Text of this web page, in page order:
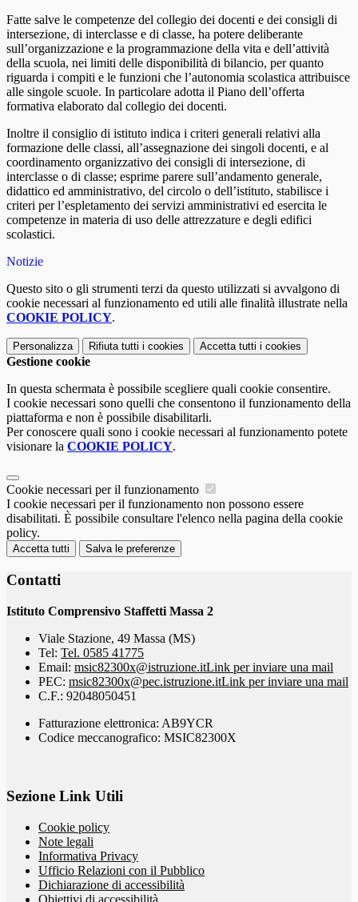
Fatte salve le competenze del collegio dei docenti e dei consigli di
intersezione, di interclasse e di classe, ha potere deliberante
sull’organizzazione e la programmazione della vita e dell’attività
della scuola, nei limiti delle disponibilità di bilancio, per quanto
riguarda i compiti e le funzioni che l’autonomia scolastica attribuisce
alle singole scuole. In particolare adotta il Piano dell’offerta
formativa elaborato dal collegio dei docenti.
Inoltre il consiglio di istituto indica i criteri generali relativi alla
formazione delle classi, all’assegnazione dei singoli docenti, e al
coordinamento organizzativo dei consigli di intersezione, di
interclasse o di classe; esprime parere sull’andamento generale,
didattico ed amministrativo, del circolo o dell’istituto, stabilisce i
criteri per l’espletamento dei servizi amministrativi ed esercita le
competenze in materia di uso delle attrezzature e degli edifici
scolastici.
Notizie
Questo sito o gli strumenti terzi da questo utilizzati si avvalgono di
cookie necessari al funzionamento ed utili alle finalità illustrate nella
COOKIE POLICY.
Personalizza Rifiuta tutti i cookies Accetta tutti i cookies
Gestione cookie
In questa schermata è possibile scegliere quali cookie consentire.
I cookie necessari sono quelli che consentono il funzionamento della
piattaforma e non è possibile disabilitarli.
Per conoscere quali sono i cookie necessari al funzionamento potete
visionare la COOKIE POLICY.
Cookie necessari per il funzionamento
I cookie necessari per il funzionamento non possono essere
disabilitati. È possibile consultare l'elenco nella pagina della cookie
policy.
Accetta tutti Salva le preferenze
Contatti
Istituto Comprensivo Staffetti Massa 2
Viale Stazione, 49 Massa (MS)
Tel: Tel. 0585 41775
Email: msic82300x@istruzione.itLink per inviare una mail
PEC: msic82300x@pec.istruzione.itLink per inviare una mail
C.F.: 92048050451
Fatturazione elettronica: AB9YCR
Codice meccanografico: MSIC82300X
Sezione Link Utili
Cookie policy
Note legali
Informativa Privacy
Ufficio Relazioni con il Pubblico
Dichiarazione di accessibilità
Obiettivi di accessibilità